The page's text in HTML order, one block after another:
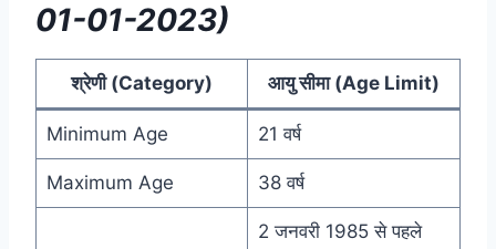
01-01-2023)
श्रेणी (Category) आयु सीमा (Age Limit)
Minimum Age 21 वर्ष
Maximum Age 38 वर्ष
2 जनवरी 1985 से पहले